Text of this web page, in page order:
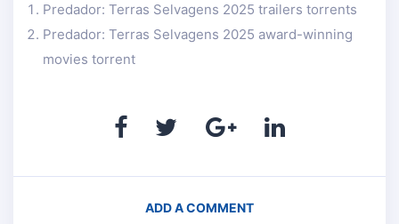
Predador: Terras Selvagens 2025 trailers torrents
Predador: Terras Selvagens 2025 award-winning
movies torrent
ADD A COMMENT